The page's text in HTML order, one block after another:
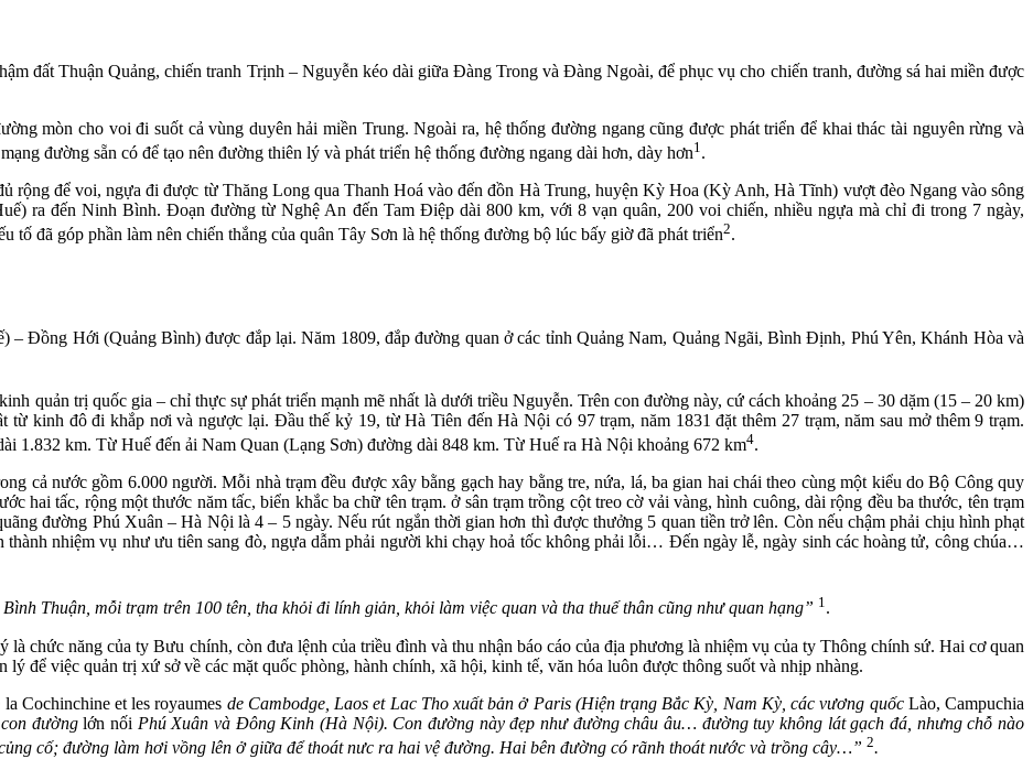
đất Thuận Quảng, chiến tranh Trịnh – Nguyễn kéo dài giữa Đàng Trong và Đàng Ngoài, để phục vụ cho chiến tranh, đường sá hai miền được
mòn cho voi đi suốt cả vùng duyên hải miền Trung. Ngoài ra, hệ thống đường ngang cũng được phát triển để khai thác tài nguyên rừng và
đường sẵn có để tạo nên đường thiên lý và phát triển hệ thống đường ngang dài hơn, dày hơn1 .
để voi, ngựa đi được từ Thăng Long qua Thanh Hoá vào đến đồn Hà Trung, huyện Kỳ Hoa (Kỳ Anh, Hà Tĩnh) vượt đèo Ngang vào sông
ra đến Ninh Bình. Đoạn đường từ Nghệ An đến Tam Điệp dài 800 km, với 8 vạn quân, 200 voi chiến, nhiều ngựa mà chỉ đi trong 7 ngày,
tố đã góp phần làm nên chiến thắng của quân Tây Sơn là hệ thống đường bộ lúc bấy giờ đã phát triển2.
Đồng Hới (Quảng Bình) được đắp lại. Năm 1809, đắp đường quan ở các tỉnh Quảng Nam, Quảng Ngãi, Bình Định, Phú Yên, Khánh Hòa và
quản trị quốc gia – chỉ thực sự phát triển mạnh mẽ nhất là dưới triều Nguyễn. Trên con đường này, cứ cách khoảng 25 – 30 dặm (15 – 20 km)
từ kinh đô đi khắp nơi và ngược lại. Đầu thế kỷ 19, từ Hà Tiên đến Hà Nội có 97 trạm, năm 1831 đặt thêm 27 trạm, năm sau mở thêm 9 trạm.
1.832 km. Từ Huế đến ải Nam Quan (Lạng Sơn) đường dài 848 km. Từ Huế ra Hà Nội khoảng 672 km4.
cả nước gồm 6.000 người. Mỗi nhà trạm đều được xây bằng gạch hay bằng tre, nứa, lá, ba gian hai chái theo cùng một kiểu do Bộ Công quy
hai tấc, rộng một thước năm tấc, biển khắc ba chữ tên trạm. ở sân trạm trồng cột treo cờ vải vàng, hình cuông, dài rộng đều ba thước, tên trạm
đường Phú Xuân – Hà Nội là 4 – 5 ngày. Nếu rút ngắn thời gian hơn thì được thưởng 5 quan tiền trở lên. Còn nếu chậm phải chịu hình phạt
nhiệm vụ như ưu tiên sang đò, ngựa dẫm phải người khi chạy hoả tốc không phải lỗi… Đến ngày lễ, ngày sinh các hoàng tử, công chúa…
Thuận, mỗi trạm trên 100 tên, tha khỏi đi lính giản, khỏi làm việc quan và tha thuế thân cũng như quan hạng” 1.
chức năng của ty Bưu chính, còn đưa lệnh của triều đình và thu nhận báo cáo của địa phương là nhiệm vụ của ty Thông chính sứ. Hai cơ quan
để việc quản trị xứ sở về các mặt quốc phòng, hành chính, xã hội, kinh tế, văn hóa luôn được thông suốt và nhịp nhàng.
Cochinchine et les royaumes de Cambodge, Laos et Lac Tho xuất bản ở Paris (Hiện trạng Bắc Kỳ, Nam Kỳ, các vương quốc Lào, Campuchia
đườnglớn nối Phú Xuân và Đông Kinh (Hà Nội). Con đường này đẹp như đường châu âu… đường tuy không lát gạch đá, nhưng chỗ nào
cố; đường làm hơi vồng lên ở giữa để thoát nưc ra hai vệ đường. Hai bên đường có rãnh thoát nước và trồng cây…” 2.